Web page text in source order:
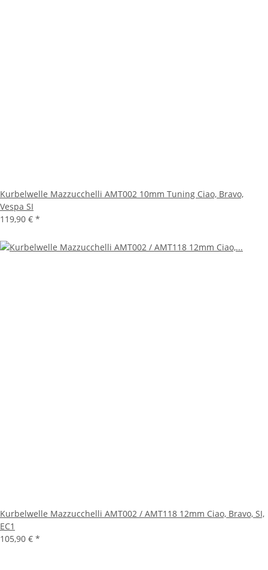
Kurbelwelle Mazzucchelli AMT002 10mm Tuning Ciao, Bravo,
Vespa SI
119,90 € *
Kurbelwelle Mazzucchelli AMT002 / AMT118 12mm Ciao, Bravo, SI,
EC1
105,90 € *